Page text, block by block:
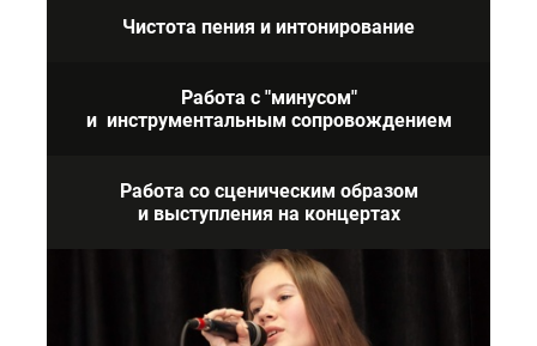
Чистота пения и интонирование
Работа с "минусом"
и инструментальным сопровождением
Работа со сценическим образом
и выступления на концертах